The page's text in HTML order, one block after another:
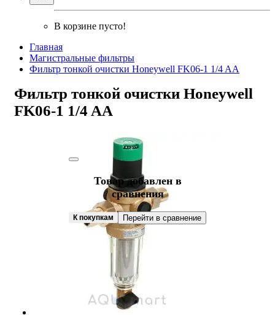
В корзине пусто!
Главная
Магистральные фильтры
Фильтр тонкой очистки Honeywell FK06-1 1/4 AA
Фильтр тонкой очистки Honeywell
FK06-1 1/4 AA
Товар добавлен в
сравнения
К покупкам Перейти в сравнение